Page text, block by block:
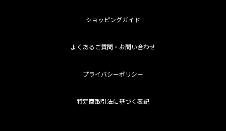
ショッピングガイド
よくあるご質問・お問い合わせ
プライバシーポリシー
特定商取引法に基づく表記